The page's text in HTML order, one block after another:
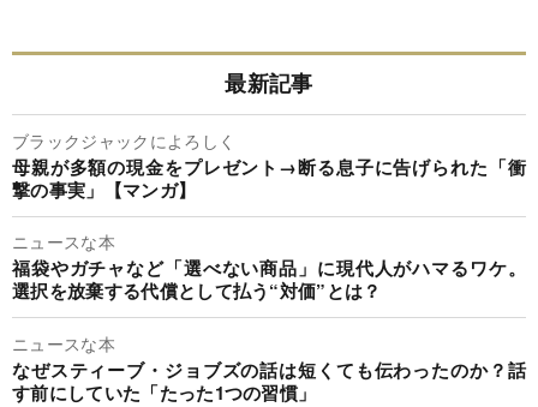
最新記事
ブラックジャックによろしく
母親が多額の現金をプレゼント→断る息子に告げられた「衝
撃の事実」【マンガ】
ニュースな本
福袋やガチャなど「選べない商品」に現代人がハマるワケ。
選択を放棄する代償として払う“対価”とは？
ニュースな本
なぜスティーブ・ジョブズの話は短くても伝わったのか？話
す前にしていた「たった1つの習慣」